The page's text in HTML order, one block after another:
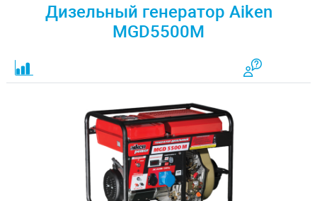
Дизельный генератор Aiken
MGD5500M